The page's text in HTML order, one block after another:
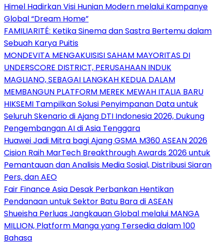
Himel Hadirkan Visi Hunian Modern melalui Kampanye
Global “Dream Home”
FAMILIARITÉ: Ketika Sinema dan Sastra Bertemu dalam
Sebuah Karya Puitis
MONDEVITA MENGAKUISISI SAHAM MAYORITAS DI
UNDERSCORE DISTRICT, PERUSAHAAN INDUK
MAGLIANO, SEBAGAI LANGKAH KEDUA DALAM
MEMBANGUN PLATFORM MEREK MEWAH ITALIA BARU
HIKSEMI Tampilkan Solusi Penyimpanan Data untuk
Seluruh Skenario di Ajang DTI Indonesia 2026, Dukung
Pengembangan AI di Asia Tenggara
Huawei Jadi Mitra bagi Ajang GSMA M360 ASEAN 2026
Cision Raih MarTech Breakthrough Awards 2026 untuk
Pemantauan dan Analisis Media Sosial, Distribusi Siaran
Pers, dan AEO
Fair Finance Asia Desak Perbankan Hentikan
Pendanaan untuk Sektor Batu Bara di ASEAN
Shueisha Perluas Jangkauan Global melalui MANGA
MILLION, Platform Manga yang Tersedia dalam 100
Bahasa